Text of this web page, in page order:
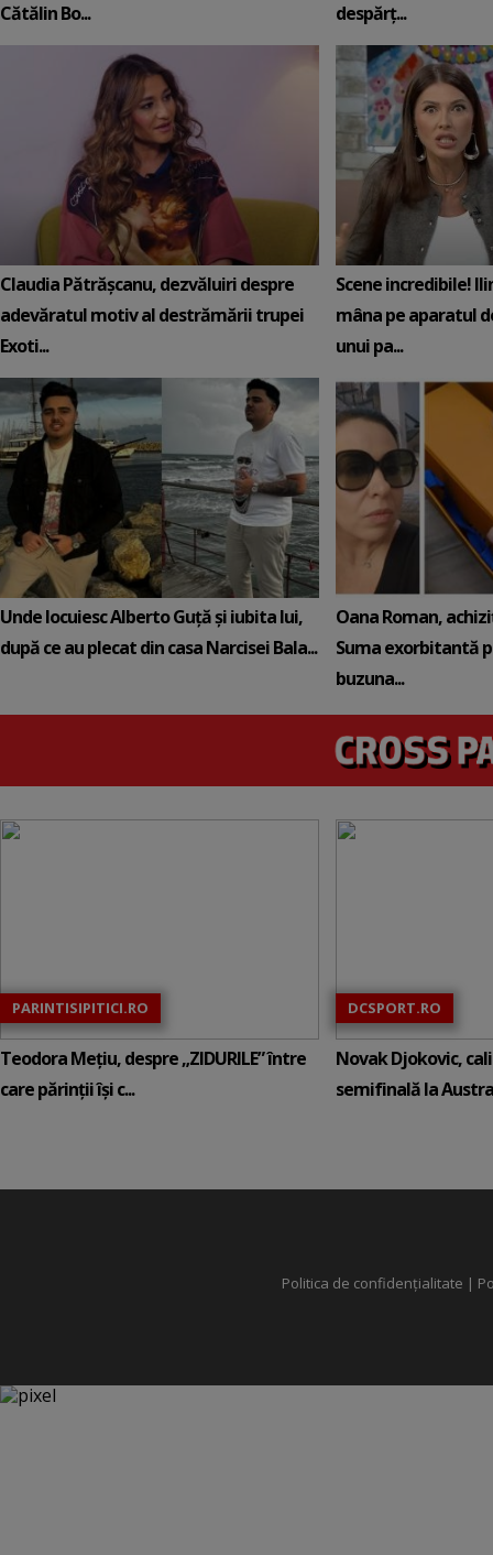
Cătălin Bo...
despărț...
Claudia Pătrășcanu, dezvăluiri despre
adevăratul motiv al destrămării trupei
Exoti...
Scene incredibile!
mâna pe aparatul
unui pa...
Unde locuiesc Alberto Guță și iubita lui,
după ce au plecat din casa Narcisei Bala...
Oana Roman,
Suma exorbitantă
buzuna...
PARINTISIPITICI.RO
Teodora Mețiu, despre „ZIDURILE” între
care părinții își c...
DCSPORT.RO
Novak Djokovic,
semifinală la
Politica de confidențialitate |